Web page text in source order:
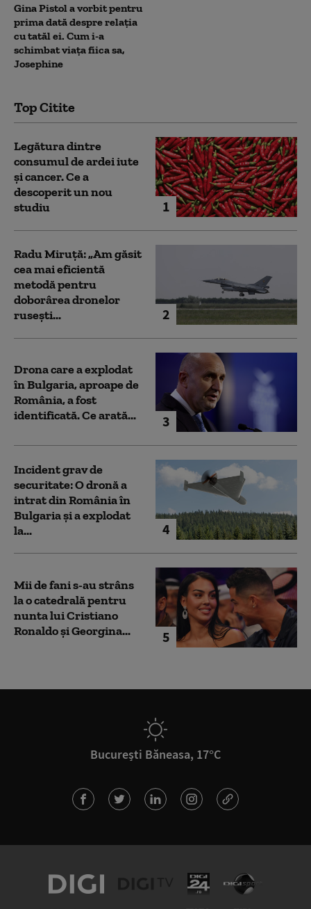
Gina Pistol a vorbit pentru
prima dată despre relația
cu tatăl ei. Cum i-a
schimbat viața fiica sa,
Josephine
Top Citite
1
Legătura dintre
consumul de ardei iute
și cancer. Ce a
descoperit un nou
studiu
2
Radu Miruță: „Am găsit
cea mai eficientă
metodă pentru
doborârea dronelor
rusești...
3
Drona care a explodat
în Bulgaria, aproape de
România, a fost
identificată. Ce arată...
4
Incident grav de
securitate: O dronă a
intrat din România în
Bulgaria şi a explodat
la...
5
Mii de fani s-au strâns
la o catedrală pentru
nunta lui Cristiano
Ronaldo şi Georgina...
București Băneasa, 17°C